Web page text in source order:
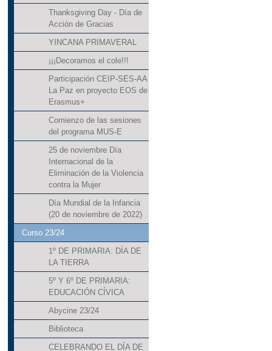
Thanksgiving Day - Día de
Acción de Gracias
YINCANA PRIMAVERAL
¡¡¡Decoramos el cole!!!
Participación CEIP-SES-AA
La Paz en proyecto EOS de
Erasmus+
Comienzo de las sesiones
del programa MUS-E
25 de noviembre Día
Internacional de la
Eliminación de la Violencia
contra la Mujer
Día Mundial de la Infancia
(20 de noviembre de 2022)
Curso 23/24
1º DE PRIMARIA: DÍA DE
LA TIERRA
5º Y 6º DE PRIMARIA:
EDUCACIÓN CÍVICA
Abycine 23/24
Biblioteca
CELEBRANDO EL DÍA DE